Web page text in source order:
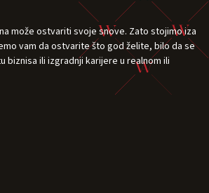
može ostvariti svoje snove. Zato stojimo iza
vam da ostvarite što god želite, bilo da se
biznisa ili izgradnji karijere u realnom ili